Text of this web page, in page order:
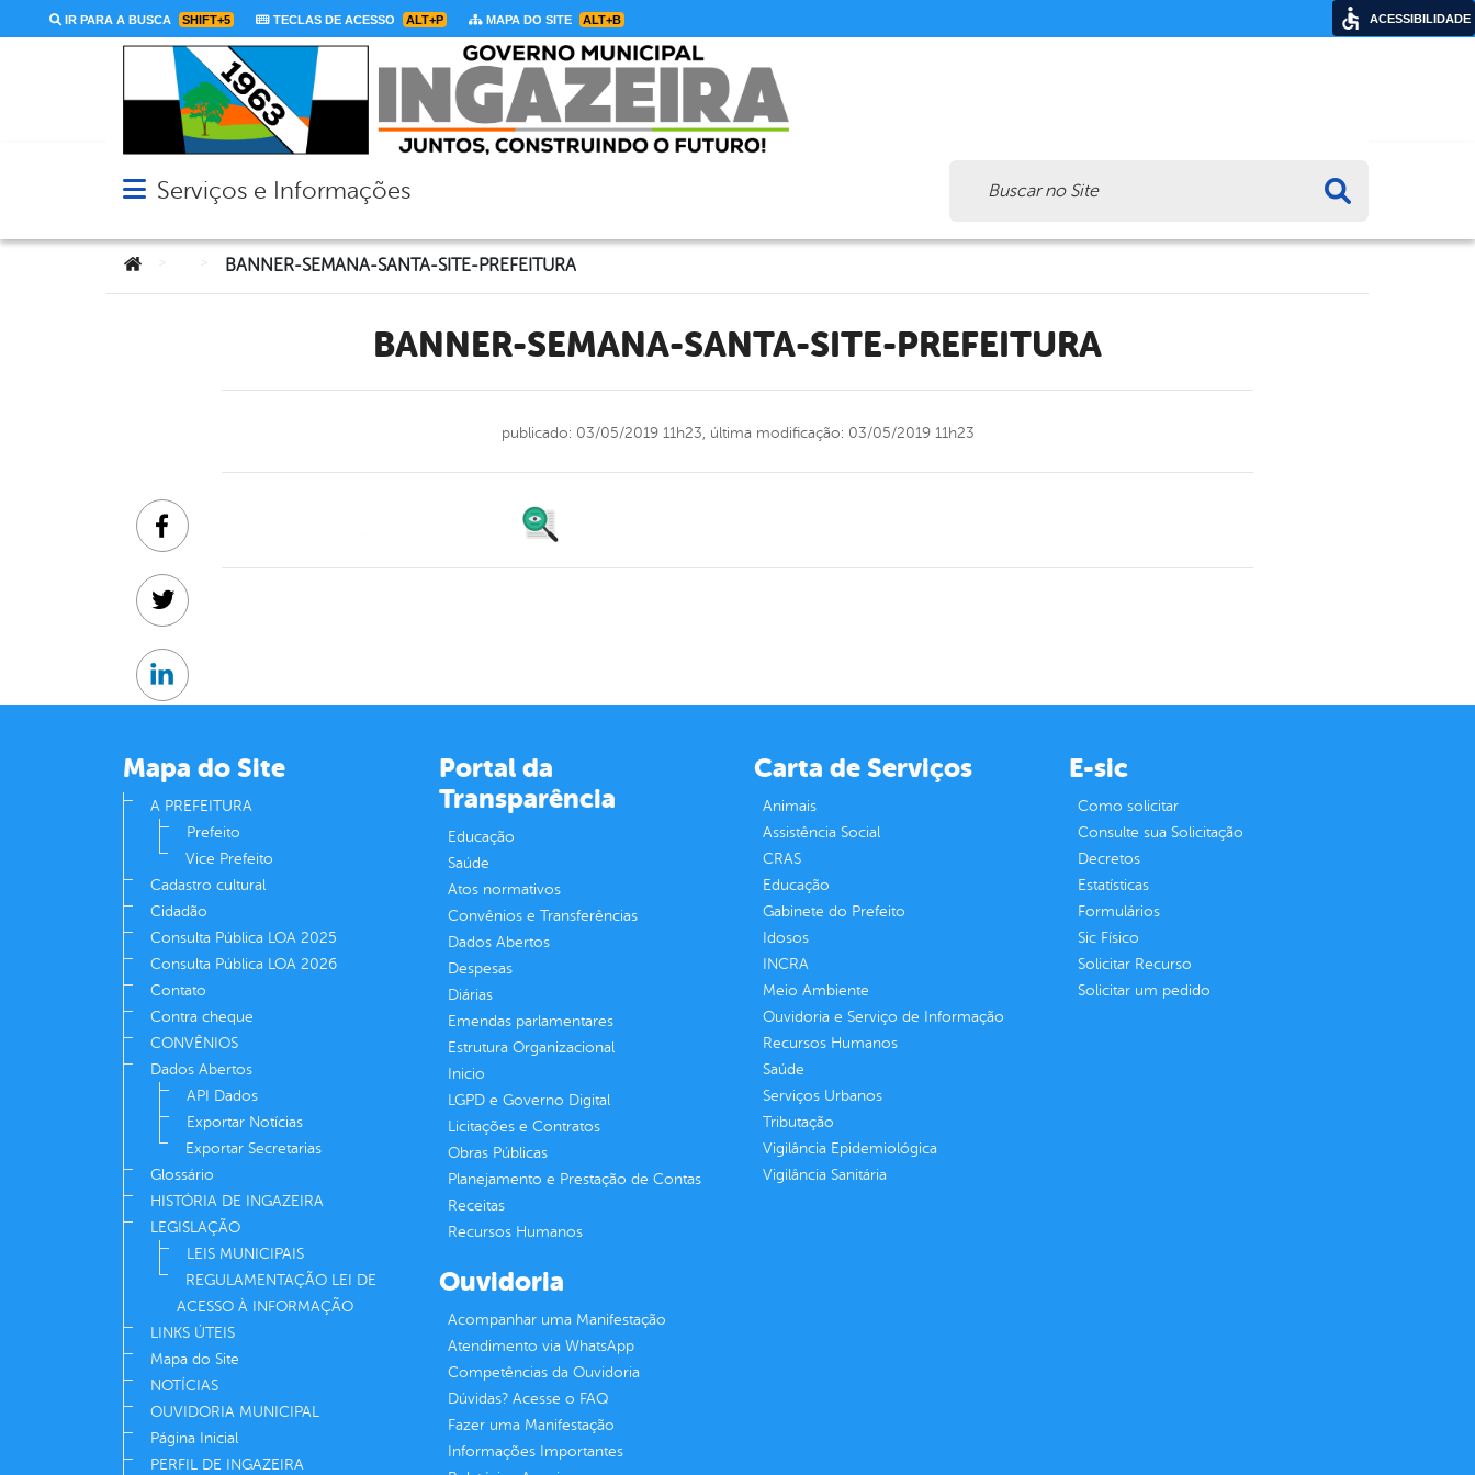
IR PARA A BUSCA SHIFT+5 TECLAS DE ACESSO ALT+P MAPA DO SITE ALT+B
Abrir menu principal de navegação
Serviços e Informações
Você está aqui:BANNER-SEMANA-SANTA-SITE-PREFEITURA
BANNER-SEMANA-SANTA-SITE-PREFEITURA
publicado: 03/05/2019 11h23, última modificação: 03/05/2019 11h23
Facebook
Twitter
Linkedin
Mapa do Site
A PREFEITURA
Prefeito
Vice Prefeito
Cadastro cultural
Cidadão
Consulta Pública LOA 2025
Consulta Pública LOA 2026
Contato
Contra cheque
CONVÊNIOS
Dados Abertos
API Dados
Exportar Notícias
Exportar Secretarias
Glossário
HISTÓRIA DE INGAZEIRA
LEGISLAÇÃO
LEIS MUNICIPAIS
REGULAMENTAÇÃO LEI DE
ACESSO À INFORMAÇÃO
LINKS ÚTEIS
Mapa do Site
NOTÍCIAS
OUVIDORIA MUNICIPAL
Página Inicial
PERFIL DE INGAZEIRA
Portal da
Transparência
Educação
Saúde
Atos normativos
Convênios e Transferências
Dados Abertos
Despesas
Diárias
Emendas parlamentares
Estrutura Organizacional
Inicio
LGPD e Governo Digital
Licitações e Contratos
Obras Públicas
Planejamento e Prestação de Contas
Receitas
Recursos Humanos
Carta de Serviços
Animais
Assistência Social
CRAS
Educação
Gabinete do Prefeito
Idosos
INCRA
Meio Ambiente
Ouvidoria e Serviço de Informação
Recursos Humanos
Saúde
Serviços Urbanos
Tributação
Vigilância Epidemiológica
Vigilância Sanitária
E-sic
Como solicitar
Consulte sua Solicitação
Decretos
Estatísticas
Formulários
Sic Físico
Solicitar Recurso
Solicitar um pedido
Ouvidoria
Acompanhar uma Manifestação
Atendimento via WhatsApp
Competências da Ouvidoria
Dúvidas? Acesse o FAQ
Fazer uma Manifestação
Informações Importantes
ACESSIBILIDADE